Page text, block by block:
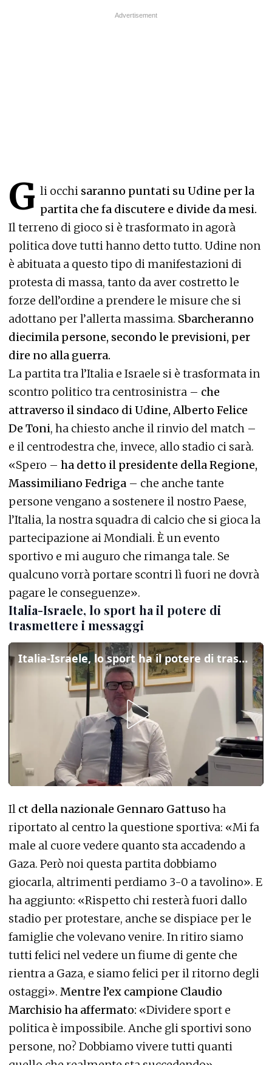
G li occhi saranno puntati su Udine per la
partita che fa discutere e divide da mesi.
Il terreno di gioco si è trasformato in agorà
politica dove tutti hanno detto tutto. Udine non
è abituata a questo tipo di manifestazioni di
protesta di massa, tanto da aver costretto le
forze dell’ordine a prendere le misure che si
adottano per l’allerta massima. Sbarcheranno
diecimila persone, secondo le previsioni, per
dire no alla guerra.
La partita tra l’Italia e Israele si è trasformata in
scontro politico tra centrosinistra – che
attraverso il sindaco di Udine, Alberto Felice
De Toni, ha chiesto anche il rinvio del match –
e il centrodestra che, invece, allo stadio ci sarà.
«Spero – ha detto il presidente della Regione,
Massimiliano Fedriga – che anche tante
persone vengano a sostenere il nostro Paese,
l’Italia, la nostra squadra di calcio che si gioca la
partecipazione ai Mondiali. È un evento
sportivo e mi auguro che rimanga tale. Se
qualcuno vorrà portare scontri lì fuori ne dovrà
pagare le conseguenze».
Italia-Israele, lo sport ha il potere di
trasmettere i messaggi
Italia-Israele, lo sport ha il potere di trasmettere i messaggi
Il ct della nazionale Gennaro Gattuso ha
riportato al centro la questione sportiva: «Mi fa
male al cuore vedere quanto sta accadendo a
Gaza. Però noi questa partita dobbiamo
giocarla, altrimenti perdiamo 3-0 a tavolino». E
ha aggiunto: «Rispetto chi resterà fuori dallo
stadio per protestare, anche se dispiace per le
famiglie che volevano venire. In ritiro siamo
tutti felici nel vedere un fiume di gente che
rientra a Gaza, e siamo felici per il ritorno degli
ostaggi». Mentre l’ex campione Claudio
Marchisio ha affermato: «Dividere sport e
politica è impossibile. Anche gli sportivi sono
persone, no? Dobbiamo vivere tutti quanti